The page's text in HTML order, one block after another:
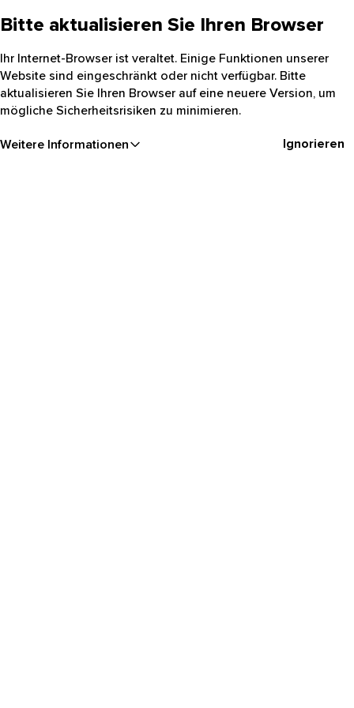
Bitte aktualisieren Sie Ihren Browser
Ihr Internet-Browser ist veraltet. Einige Funktionen unserer
Website sind eingeschränkt oder nicht verfügbar. Bitte
aktualisieren Sie Ihren Browser auf eine neuere Version, um
mögliche Sicherheitsrisiken zu minimieren.
Weitere Informationen Ignorieren